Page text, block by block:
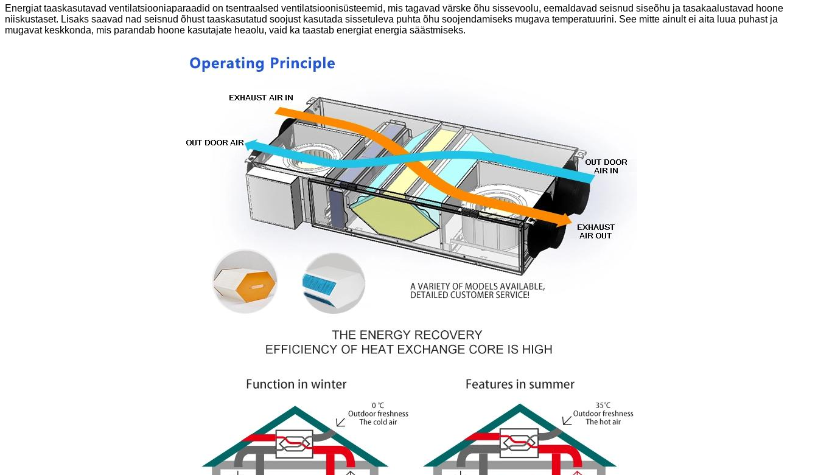
Energiat taaskasutavad ventilatsiooniaparaadid on tsentraalsed ventilatsioonisüsteemid, mis tagavad värske õhu sissevoolu, eemaldavad seisnud siseõhu ja tasakaalustavad hoone
niiskustaset. Lisaks saavad nad seisnud õhust taaskasutatud soojust kasutada sissetuleva puhta õhu soojendamiseks mugava temperatuurini. See mitte ainult ei aita luua puhast ja
mugavat keskkonda, mis parandab hoone kasutajate heaolu, vaid ka taastab energiat energia säästmiseks.